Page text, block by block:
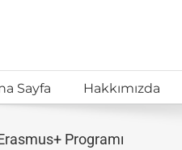
Sayfa Hakkımızda
Programı